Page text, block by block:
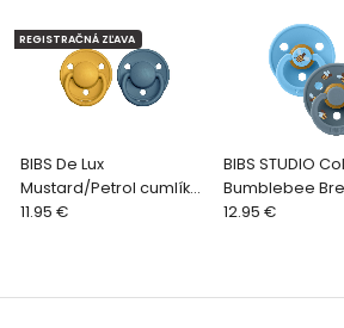
BIBS De Lux
Mustard/Petrol cumlík
zo silikónu 2ks, one size
REGISTRAČNÁ ZĽAVA
11.95 €
BIBS STUDIO
Bumblebee
cumlíky
12.95 €